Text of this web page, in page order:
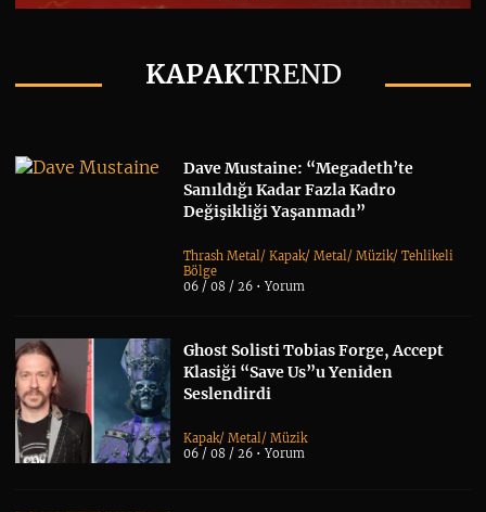
KAPAKTREND
Dave Mustaine: “Megadeth’te
Sanıldığı Kadar Fazla Kadro
Değişikliği Yaşanmadı”
Thrash Metal/Kapak/Metal/Müzik/Tehlikeli
Bölge
06 / 08 / 26 •Yorum
Ghost Solisti Tobias Forge, Accept
Klasiği “Save Us”u Yeniden
Seslendirdi
Kapak/Metal/Müzik
06 / 08 / 26 •Yorum